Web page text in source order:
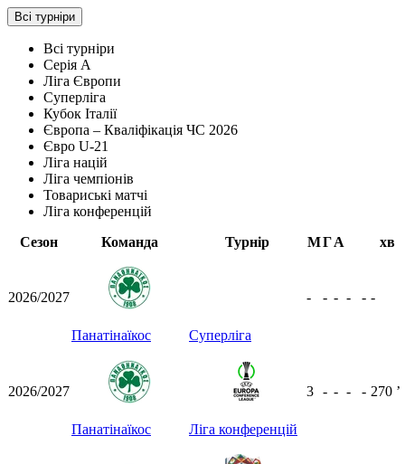
Всі турніри
Всі турніри
Серія А
Ліга Європи
Суперліга
Кубок Італії
Європа – Кваліфікація ЧС 2026
Євро U-21
Ліга націй
Ліга чемпіонів
Товариські матчі
Ліга конференцій
Сезон
Команда Турнір МГА хв
2026/2027
Панатінаїкос Суперліга
- - - - - -
2026/2027
Панатінаїкос Ліга конференцій
3 - - - - 270 ʼ